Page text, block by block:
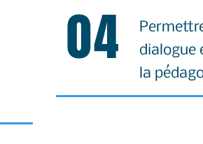
04
dialogue
la